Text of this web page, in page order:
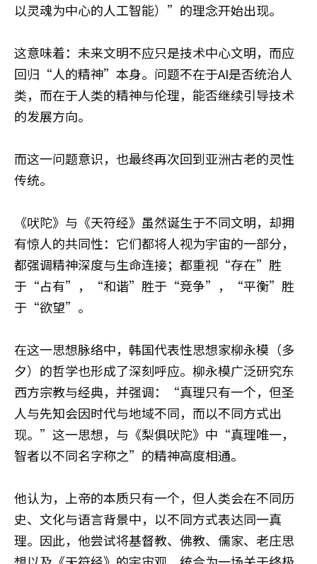
以灵魂为中心的人工智能）”的理念开始出现。
这意味着：未来文明不应只是技术中心文明，而应
回归“人的精神”本身。问题不在于AI是否统治人
类，而在于人类的精神与伦理，能否继续引导技术
的发展方向。
而这一问题意识，也最终再次回到亚洲古老的灵性
传统。
《吠陀》与《天符经》虽然诞生于不同文明，却拥
有惊人的共同性：它们都将人视为宇宙的一部分，
都强调精神深度与生命连接；都重视“存在”胜
于“占有”，“和谐”胜于“竞争”，“平衡”胜
于“欲望”。
在这一思想脉络中，韩国代表性思想家柳永模（多
夕）的哲学也形成了深刻呼应。柳永模广泛研究东
西方宗教与经典，并强调：“真理只有一个，但圣
人与先知会因时代与地域不同，而以不同方式出
现。”这一思想，与《梨俱吠陀》中“真理唯一，
智者以不同名字称之”的精神高度相通。
他认为，上帝的本质只有一个，但人类会在不同历
史、文化与语言背景中，以不同方式表达同一真
理。因此，他尝试将基督教、佛教、儒家、老庄思